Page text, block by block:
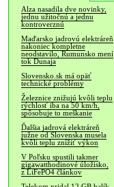
Alza nasadila dve novinky,
jednu užitočnú a jednu
kontroverznú
Maďarsko jadrovú elektráreň
nakoniec kompletne
neodstavilo, Rumunsko mení
tok Dunaja
Slovensko.sk má opäť
technické problémy
Železnice znižujú kvôli teplu
rýchlosť iba na 50 km/h,
spôsobuje to meškanie
Ďalšia jadrová elektráreň
južne od Slovenska musela
kvôli teplu znížiť výkon
V Poľsku spustili takmer
gigawatthodinové úložisko,
z LiFePO4 článkov